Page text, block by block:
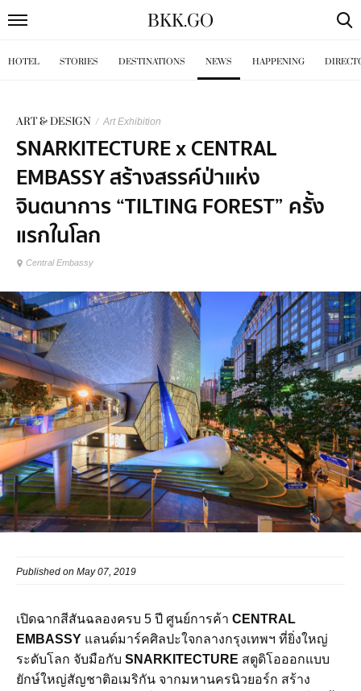
BKK.GO
HOTEL STORIES DESTINATIONS NEWS HAPPENING
ART & DESIGN / Art Exhibition
SNARKITECTURE x CENTRAL
EMBASSY สร้างสรรค์ป่าแห่ง
จินตนาการ “TILTING FOREST” ครั้ง
แรกในโลก
Central Embassy
Published on May 07, 2019
เปิดฉากสีสันฉลองครบ 5 ปี ศูนย์การค้า CENTRAL
EMBASSY แลนด์มาร์คศิลปะใจกลางกรุงเทพฯ ที่ยิ่งใหญ่
ระดับโลก จับมือกับ SNARKITECTURE สตูดิโอออกแบบ
ยักษ์ใหญ่สัญชาติอเมริกัน จากมหานครนิวยอร์ก สร้าง